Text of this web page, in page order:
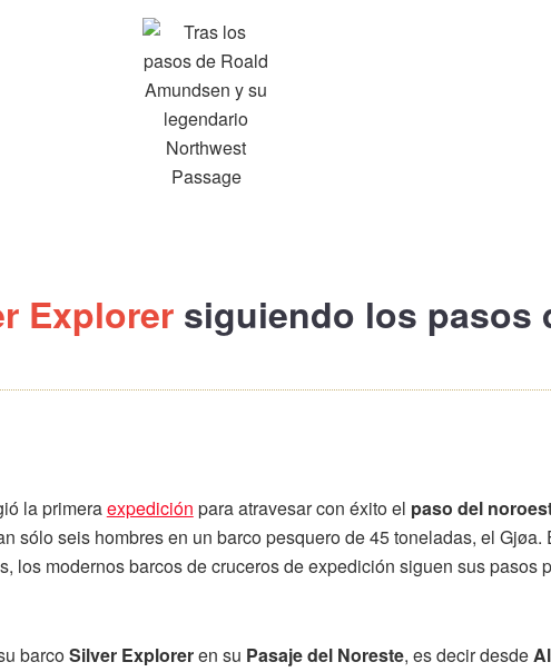
Explorer siguiendo los pasos
la primeraexpedición para atravesar con éxito el paso del
sólo seis hombres en un barco pesquero de 45 toneladas, el
los modernos barcos de cruceros de expedición siguen sus pasos
barcoSilver Exploreren su Pasaje del Noreste, es decir desde